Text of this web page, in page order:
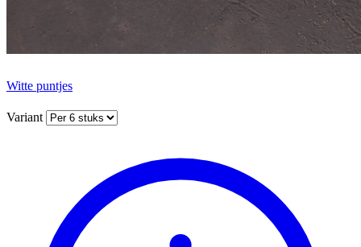
Witte puntjes
Variant